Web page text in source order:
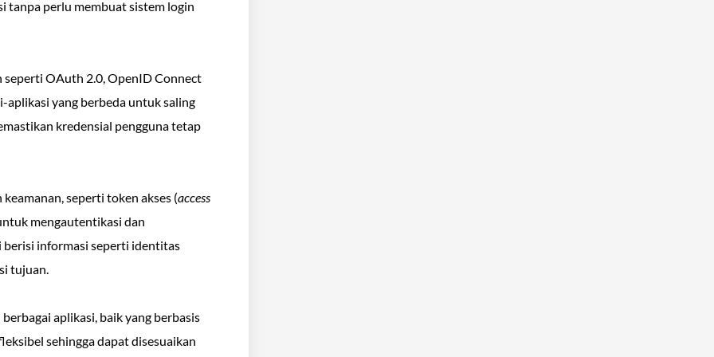
tanpa perlu membuat sistem login
OAuth 2.0, OpenID Connect
aplikasi yang berbeda untuk saling
kredensial pengguna tetap
seperti token akses (access
mengautentikasi dan
berisi informasi seperti identitas
tujuan.
aplikasi, baik yang berbasis
sehingga dapat disesuaikan